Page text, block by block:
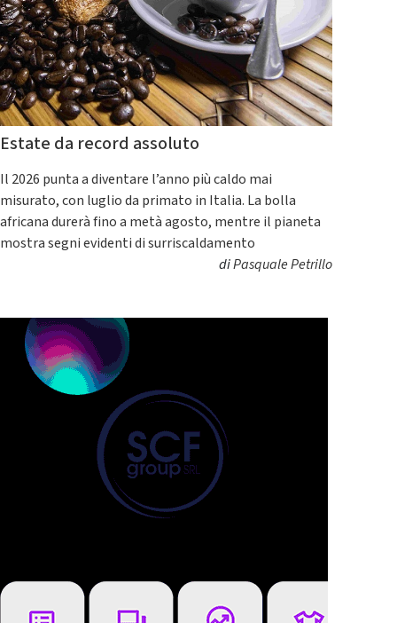
Estate da record assoluto
Il 2026 punta a diventare l’anno più caldo mai
misurato, con luglio da primato in Italia. La bolla
africana durerà fino a metà agosto, mentre il pianeta
mostra segni evidenti di surriscaldamento
diPasquale Petrillo